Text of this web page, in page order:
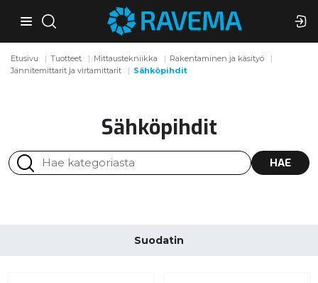
Etusivu Tuotteet Mittaustekniikka
Rakentaminen ja käsityö
Jännitemittarit ja virtamittarit
Sähköpihdit
Sähköpihdit
HAE
Suodatin